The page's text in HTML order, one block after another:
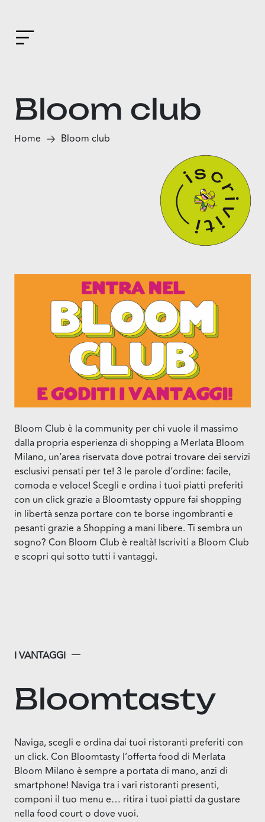
Bloom club
Home Bloom club
Bloom Club è la community per chi vuole il massimo
dalla propria esperienza di shopping a Merlata Bloom
Milano, un’area riservata dove potrai trovare dei servizi
esclusivi pensati per te! 3 le parole d’ordine: facile,
comoda e veloce! Scegli e ordina i tuoi piatti preferiti
con un click grazie a Bloomtasty oppure fai shopping
in libertà senza portare con te borse ingombranti e
pesanti grazie a Shopping a mani libere. Ti sembra un
sogno? Con Bloom Club è realtà! Iscriviti a Bloom Club
e scopri qui sotto tutti i vantaggi.
I VANTAGGI
Bloomtasty
Naviga, scegli e ordina dai tuoi ristoranti preferiti con
un click. Con Bloomtasty l’offerta food di Merlata
Bloom Milano è sempre a portata di mano, anzi di
smartphone! Naviga tra i vari ristoranti presenti,
componi il tuo menu e… ritira i tuoi piatti da gustare
nella food court o dove vuoi.